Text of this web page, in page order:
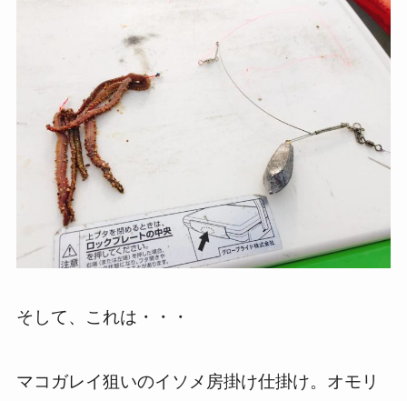
そして、これは・・・
マコガレイ狙いのイソメ房掛け仕掛け。オモリ